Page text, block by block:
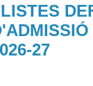
27